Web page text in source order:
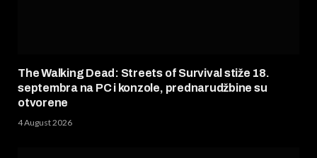
The Walking Dead: Streets of Survival stiže 18.
septembra na PC i konzole, prednarudžbine su
otvorene
4 August 2026